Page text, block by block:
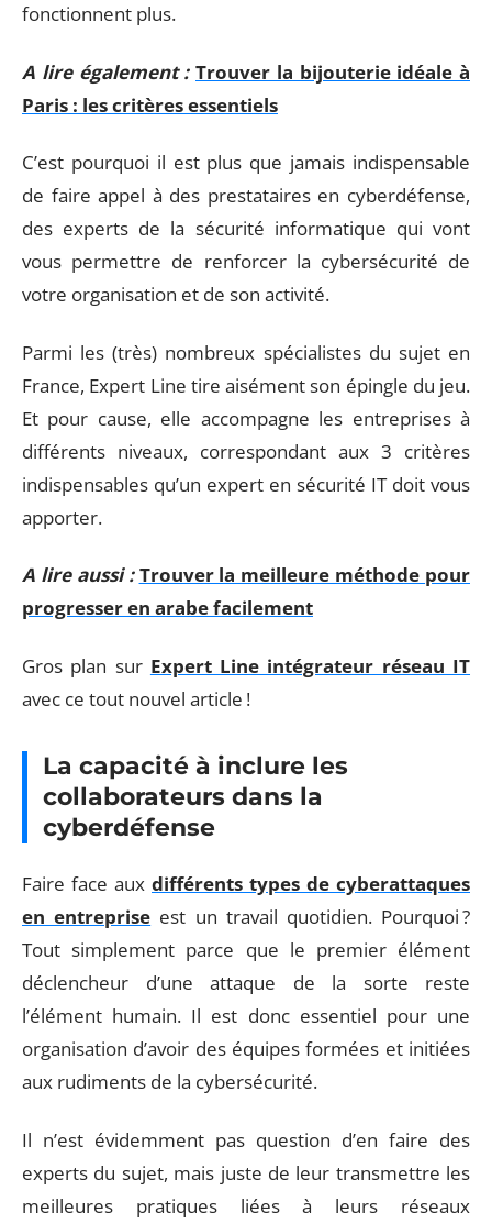
fonctionnent plus.
A lire également : Trouver la bijouterie idéale à
Paris : les critères essentiels
C’est pourquoi il est plus que jamais indispensable
de faire appel à des prestataires en cyberdéfense,
des experts de la sécurité informatique qui vont
vous permettre de renforcer la cybersécurité de
votre organisation et de son activité.
Parmi les (très) nombreux spécialistes du sujet en
France, Expert Line tire aisément son épingle du jeu.
Et pour cause, elle accompagne les entreprises à
différents niveaux, correspondant aux 3 critères
indispensables qu’un expert en sécurité IT doit vous
apporter.
A lire aussi : Trouver la meilleure méthode pour
progresser en arabe facilement
Gros plan sur Expert Line intégrateur réseau IT
avec ce tout nouvel article !
La capacité à inclure les
collaborateurs dans la
cyberdéfense
Faire face aux différents types de cyberattaques
en entreprise est un travail quotidien. Pourquoi ?
Tout simplement parce que le premier élément
déclencheur d’une attaque de la sorte reste
l’élément humain. Il est donc essentiel pour une
organisation d’avoir des équipes formées et initiées
aux rudiments de la cybersécurité.
Il n’est évidemment pas question d’en faire des
experts du sujet, mais juste de leur transmettre les
meilleures pratiques liées à leurs réseaux